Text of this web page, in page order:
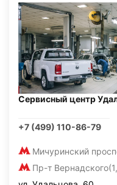
Сервисный центр
+7 (499) 110-86-79
Мичуринский
Пр-т Вернадского